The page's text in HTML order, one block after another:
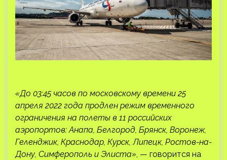
«До 03:45 часов по московскому времени 25
апреля 2022 года продлен режим временного
ограничения на полеты в 11 российских
аэропортов: Анапа, Белгород, Брянск, Воронеж,
Геленджик, Краснодар, Курск, Липецк, Ростов-на-
Дону, Симферополь и Элиста», — говорится на